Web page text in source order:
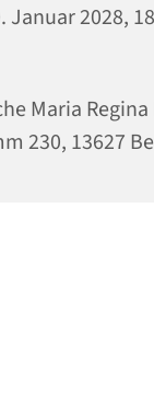
Januar 2028,
Maria
230, 13627